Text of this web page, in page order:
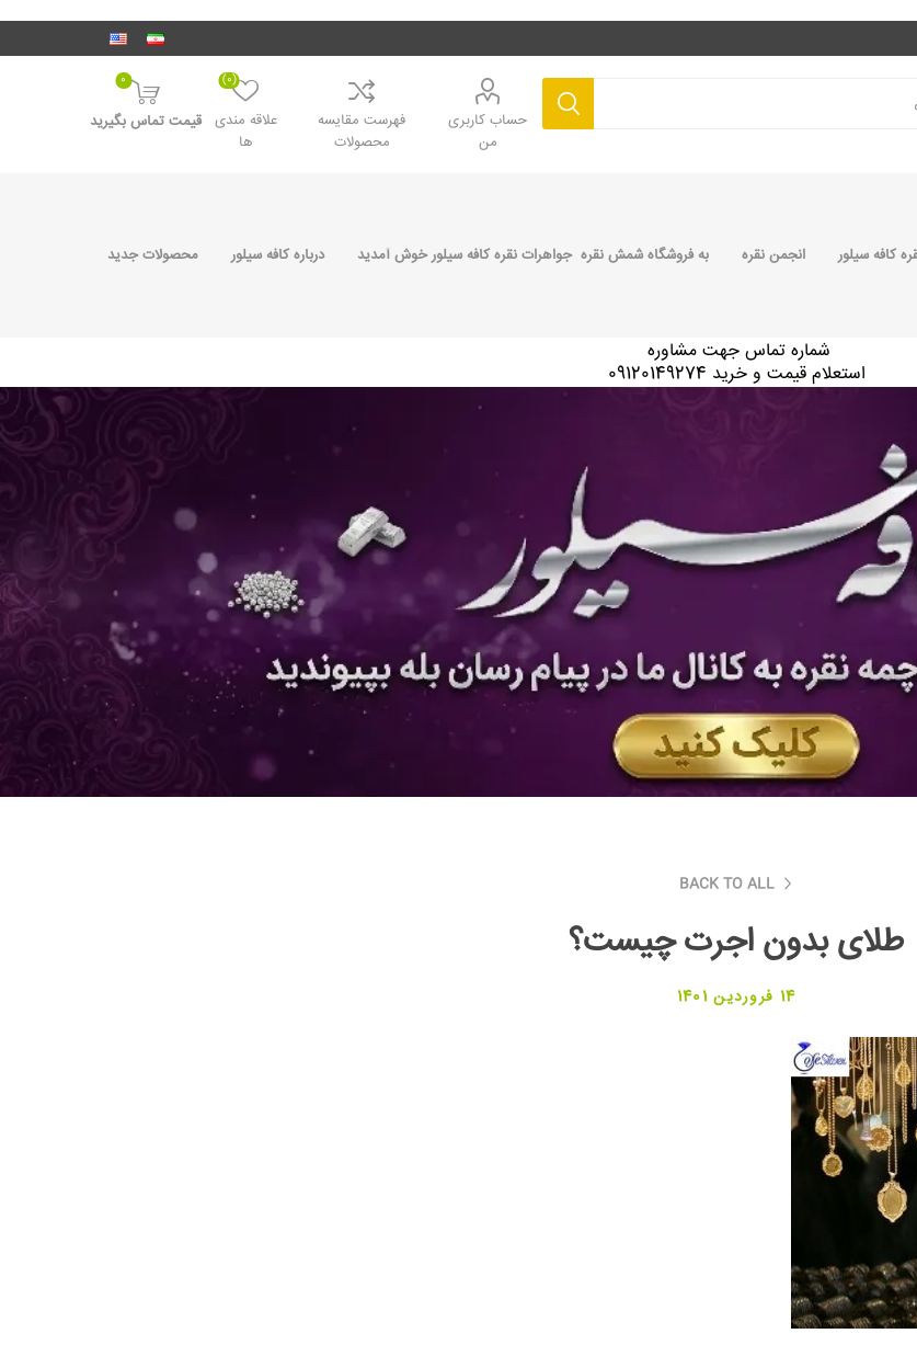
حساب کاربری
من
فهرست مقایسه
محصولات
علاقه مندی
ها
(0)
0
قیمت تماس بگیرید
کافه سیلور انجمن نقره به فروشگاه شمش نقره جواهرات نقره کافه سیلور خوش آمدید درباره کافه سیلور محصولات جدید
شماره تماس جهت مشاوره
استعلام قیمت و خرید 09120149274
BACK TO ALL
طلای بدون اجرت چیست؟
14 فروردین 1401